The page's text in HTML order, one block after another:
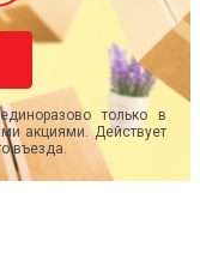
только в
акциями. Действует
въезда.